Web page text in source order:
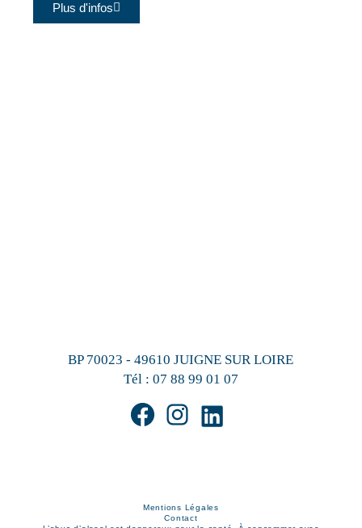
Plus d'infos
BP 70023 - 49610 JUIGNE SUR LOIRE
Tél : 07 88 99 01 07
Mentions Légales
Contact